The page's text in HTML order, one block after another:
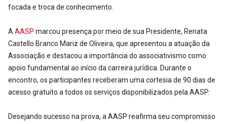
focada e troca de conhecimento.
A AASP marcou presença por meio de sua Presidente, Renata
Castello Branco Mariz de Oliveira, que apresentou a atuação da
Associação e destacou a importância do associativismo como
apoio fundamental ao início da carreira jurídica. Durante o
encontro, os participantes receberam uma cortesia de 90 dias de
acesso gratuito a todos os serviços disponibilizados pela AASP.
Desejando sucesso na prova, a AASP reafirma seu compromisso